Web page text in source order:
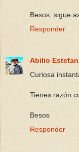
Besos, sigue
Responder
Abilio
Curiosa
Tienes razón
Besos
Responder